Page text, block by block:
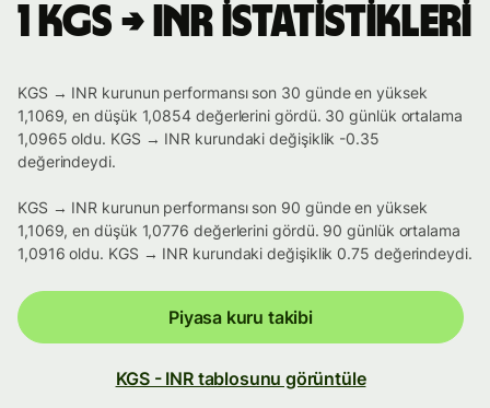
1 KGS → INR istatistikleri
KGS → INR kurunun performansı son 30 günde en yüksek
1,1069, en düşük 1,0854 değerlerini gördü. 30 günlük ortalama
1,0965 oldu. KGS → INR kurundaki değişiklik -0.35
değerindeydi.
KGS → INR kurunun performansı son 90 günde en yüksek
1,1069, en düşük 1,0776 değerlerini gördü. 90 günlük ortalama
1,0916 oldu. KGS → INR kurundaki değişiklik 0.75 değerindeydi.
Piyasa kuru takibi
KGS - INR tablosunu görüntüle